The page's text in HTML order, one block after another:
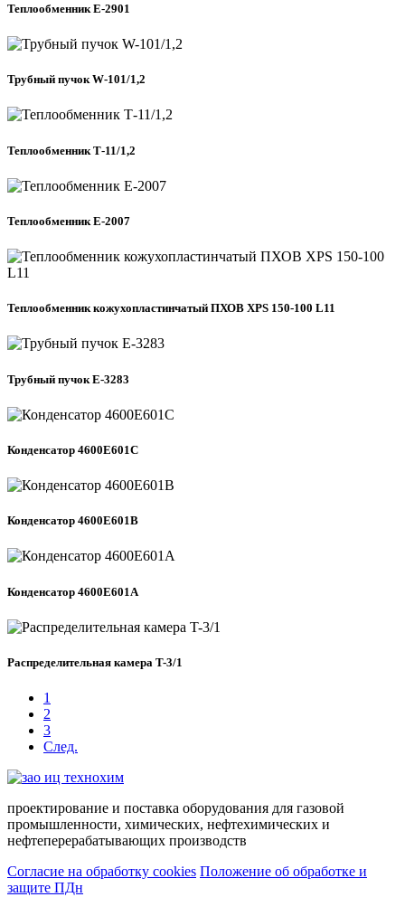
Теплообменник Е-2901
Трубный пучок W-101/1,2
Теплообменник Т-11/1,2
Теплообменник Е-2007
Теплообменник кожухопластинчатый ПХОВ XPS 150-100 L11
Трубный пучок Е-3283
Конденсатор 4600Е601С
Конденсатор 4600Е601B
Конденсатор 4600Е601А
Распределительная камера T-3/1
1
2
3
След.
проектирование и поставка оборудования для газовой
промышленности, химических, нефтехимических и
нефтеперерабатывающих производств
Согласие на обработку cookies Положение об обработке и
защите ПДн